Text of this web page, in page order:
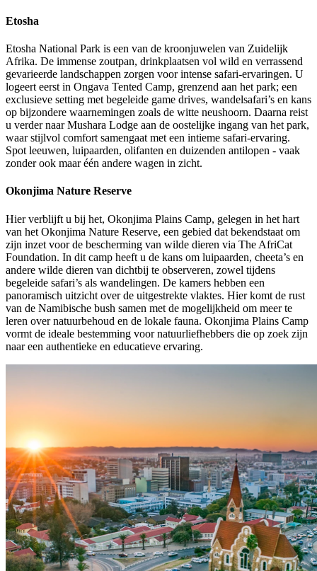
Etosha
Etosha National Park is een van de kroonjuwelen van Zuidelijk
Afrika. De immense zoutpan, drinkplaatsen vol wild en verrassend
gevarieerde landschappen zorgen voor intense safari-ervaringen. U
logeert eerst in Ongava Tented Camp, grenzend aan het park; een
exclusieve setting met begeleide game drives, wandelsafari’s en kans
op bijzondere waarnemingen zoals de witte neushoorn. Daarna reist
u verder naar Mushara Lodge aan de oostelijke ingang van het park,
waar stijlvol comfort samengaat met een intieme safari-ervaring.
Spot leeuwen, luipaarden, olifanten en duizenden antilopen - vaak
zonder ook maar één andere wagen in zicht.
Okonjima Nature Reserve
Hier verblijft u bij het, Okonjima Plains Camp, gelegen in het hart
van het Okonjima Nature Reserve, een gebied dat bekendstaat om
zijn inzet voor de bescherming van wilde dieren via The AfriCat
Foundation. In dit camp heeft u de kans om luipaarden, cheeta’s en
andere wilde dieren van dichtbij te observeren, zowel tijdens
begeleide safari’s als wandelingen. De kamers hebben een
panoramisch uitzicht over de uitgestrekte vlaktes. Hier komt de rust
van de Namibische bush samen met de mogelijkheid om meer te
leren over natuurbehoud en de lokale fauna. Okonjima Plains Camp
vormt de ideale bestemming voor natuurliefhebbers die op zoek zijn
naar een authentieke en educatieve ervaring.